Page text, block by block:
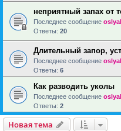
неприятный запах от
Последнее сообщение
Ответы: 20
Длительный запор,
Последнее сообщение
Ответы: 6
Как разводить уколы
Последнее сообщение
Ответы: 2
Новая тема